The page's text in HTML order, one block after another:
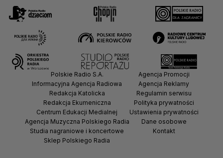
Polskie Radio S.A.
Informacyjna Agencja Radiowa
Redakcja Katolicka
Redakcja Ekumeniczna
Centrum Edukacji Medialnej
Agencja Muzyczna Polskiego Radia
Studia nagraniowe i koncertowe
Sklep Polskiego Radia
Agencja Promocji
Agencja Reklamy
Regulamin serwisu
Polityka prywatności
Ustawienia prywatności
Dane osobowe
Kontakt